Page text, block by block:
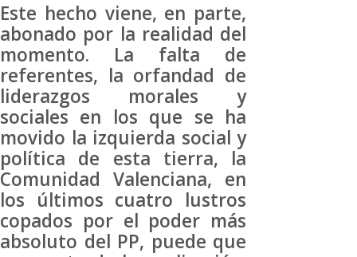
Este hecho viene, en parte,
abonado por la realidad del
momento. La falta de
referentes, la orfandad de
liderazgos morales y
sociales en los que se ha
movido la izquierda social y
política de esta tierra, la
Comunidad Valenciana, en
los últimos cuatro lustros
copados por el poder más
absoluto del PP, puede que